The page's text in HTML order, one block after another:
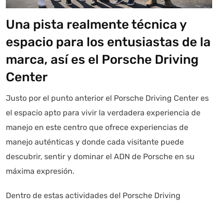
Una pista realmente técnica y
espacio para los entusiastas de la
marca, así es el Porsche Driving
Center
Justo por el punto anterior el Porsche Driving Center es
el espacio apto para vivir la verdadera experiencia de
manejo en este centro que ofrece experiencias de
manejo auténticas y donde cada visitante puede
descubrir, sentir y dominar el ADN de Porsche en su
máxima expresión.
Dentro de estas actividades del Porsche Driving